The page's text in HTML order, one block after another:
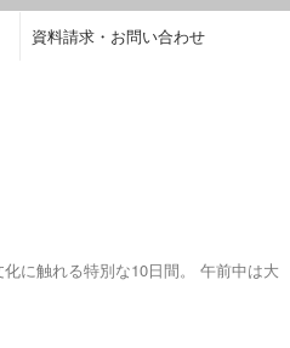
資料請求・お問い合わせ
に触れる特別な10日間。 午前中は大